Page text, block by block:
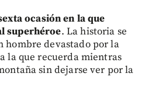
ocasión en la que
superhéroe. La historia se
hombre devastado por la
la que recuerda mientras
sin dejarse ver por la